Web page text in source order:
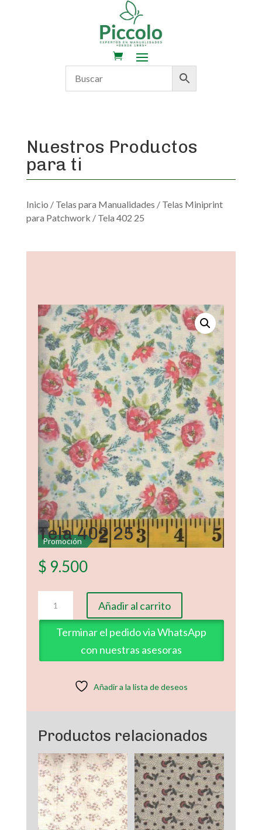
Nuestros Productos
para ti
Inicio / Telas para Manualidades / Telas Miniprint
para Patchwork / Tela 402 25
Promoción
Tela 402 25
$ 9.500
25
cantidad
Añadir al carrito
Terminar el pedido via WhatsApp
con nuestras asesoras
Añadir a la lista de deseos
Productos relacionados